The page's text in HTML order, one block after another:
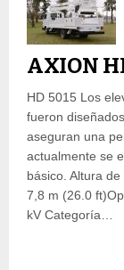
AXION
HD 5015 Los
fueron
aseguran una
actualmente se
básico. Altura
7,8 m (26.0
kV Categoría…